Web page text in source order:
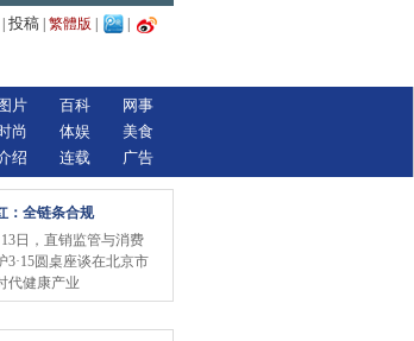
投稿 繁體版
图片
尚
绍
百科
体娱
连载
网事
美食
广告
：全链条合规
日，直销监管与消费
3·15圆桌座谈在北京市
代健康产业